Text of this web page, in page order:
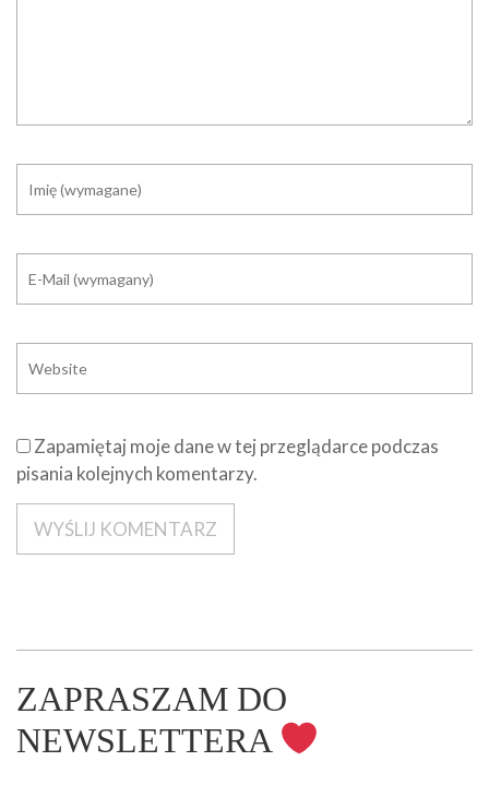
Zapamiętaj moje dane w tej przeglądarce podczas
pisania kolejnych komentarzy.
ZAPRASZAM DO
NEWSLETTERA